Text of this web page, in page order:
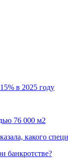
в 2025 году
76 000 м2
какого
банкротстве?